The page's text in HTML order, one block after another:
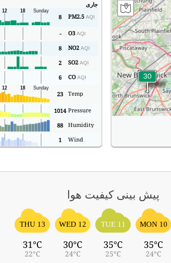
جاری
PM2.5 AQI
8
O3 AQI
-
NO2 AQI
8
SO2 AQI
2
CO AQI
6
Temp
23
Pressure
1014
Humidity
88
Wind
1
پیش بینی کیفیت هوا
MON 10
35°C
24°C
TUE 11
35°C
25°C
WED 12
30°C
24°C
THU 13
31°C
22°C